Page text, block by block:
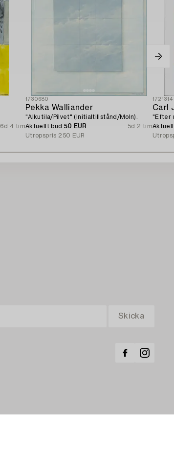
6d 4 tim
1730680
Pekka Walliander
"Alkutila/Pilvet" (Initialtillstånd/Moln).
Aktuellt bud 50 EUR
5d 2 tim
Utropspris 250 EUR
1721314
Carl
"Efter